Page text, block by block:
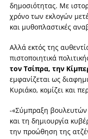
δημοσιότητας. Με
χρόνο των εκλογών
και μυθοπλαστικές
Αλλά εκτός της
πιστοποιητικά
τον Τσίπρα, την
εμφανίζεται ως
Κυριάκο, κομίζει και
-«Σύμπραξη βουλευτών
και τη δημιουργία
την προώθηση της